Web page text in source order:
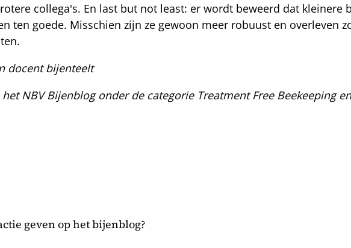
collega's. En last but not least: er wordt beweerd dat kleinere
ten goede. Misschien zijn ze gewoon meer robuust en overleven
docent bijenteelt
NBV Bijenblog onder de categorie Treatment Free Beekeeping
geven op het bijenblog?